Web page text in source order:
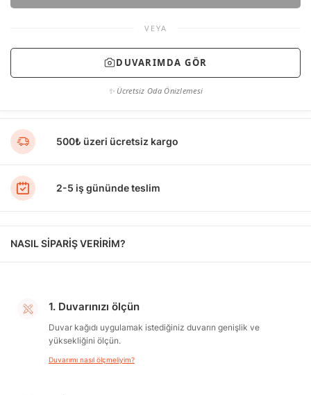
VEYA
DUVARIMDA GÖR
✨ Ücretsiz Oda Önizlemesi
500₺ üzeri ücretsiz kargo
2-5 iş gününde teslim
NASIL SİPARİŞ VERİRİM?
1. Duvarınızı ölçün
Duvar kağıdı uygulamak istediğiniz duvarın genişlik ve
yüksekliğini ölçün.
Duvarımı nasıl ölçmeliyim?